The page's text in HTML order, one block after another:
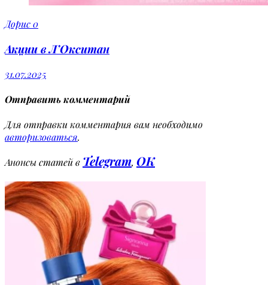
Дорис0
Акции в Л’Окситан
31.07.2025
Отправить комментарий
Для отправки комментария вам необходимо
авторизоваться.
Анонсы статей в Telegram, OK